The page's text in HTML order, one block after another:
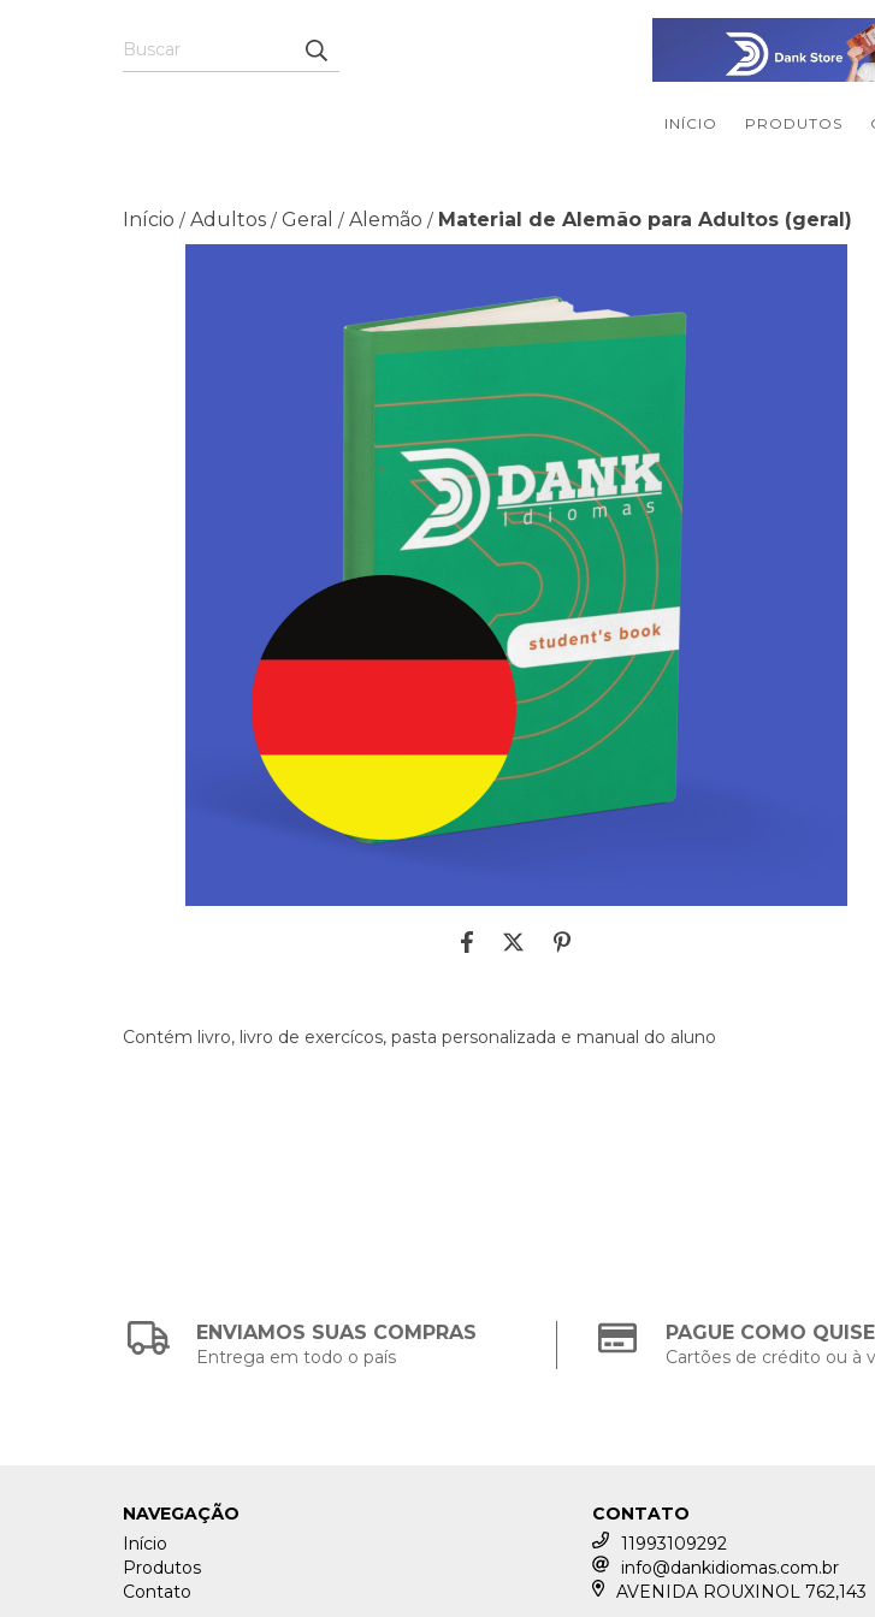
INÍCIO PRODUTOS
Início / Adultos / Geral / Alemão / Material de Alemão para Adultos (geral)
Contém livro, livro de exercícos, pasta personalizada e manual do aluno
ENVIAMOS SUAS COMPRAS
Entrega em todo o país
PAGUE COMO
Cartões de crédito ou à
NAVEGAÇÃO
Início
Produtos
Contato
CONTATO
11993109292
info@dankidiomas.com.br
AVENIDA ROUXINOL 762,143